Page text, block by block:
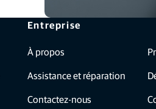
Entreprise
À propos
Assistance et réparation
Contactez-nous